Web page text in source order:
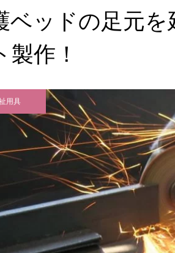
アップの模様をご紹介します♪
イタリア Aria Wheels「1.0 M
g」と一緒に出かけてみました♪
日本初上陸！イタリア製のハイ
パフォーマンス車いす Progeo
CARBOMAX を納車しました♪
ア Aria Wheels「1.0 Mg」
イ
ハイエース&レジアスエース専用
「フロントハンドレール」の取付
作業を赤裸々に公開します！
パンテーラ「U3 Light」納車準備
完了！
全国初？！自動車学校の教習車に
ベッドの足元
製作！
用具